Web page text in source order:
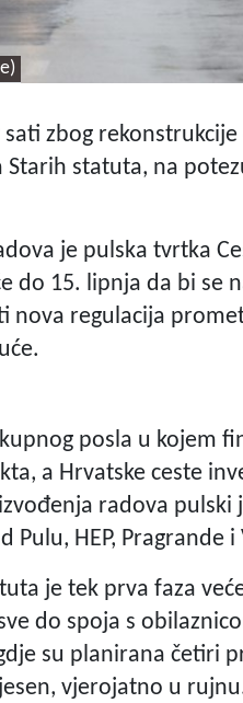
zbog
Starih statuta, na
je pulska tvrtka
do 15. lipnja da bi se
nova regulacija
posla u kojem
a Hrvatske ceste
radova pulski
Pulu, HEP, Pragrande
je tek prva faza
do spoja s
su planirana četiri
vjerojatno u